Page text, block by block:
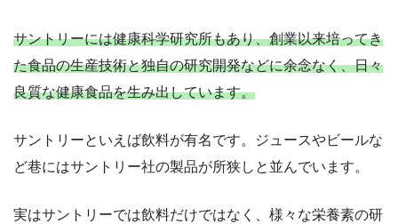
サントリーには健康科学研究所もあり、創業以来培ってき
た食品の生産技術と独自の研究開発などに余念なく、日々
良質な健康食品を生み出しています。
サントリーといえば飲料が有名です。ジュースやビールな
ど巷にはサントリー社の製品が所狭しと並んでいます。
実はサントリーでは飲料だけではなく、様々な栄養素の研